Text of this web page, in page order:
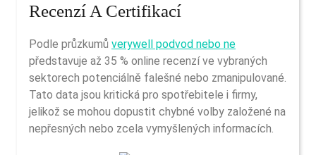
Recenzí A Certifikací
Podle průzkumů verywell podvod nebo ne
představuje až 35 % online recenzíve vybraných
sektorech potenciálně falešné nebo zmanipulované.
Tato data jsou kritická pro spotřebitele i firmy,
jelikož se mohou dopustit chybné volby založené na
nepřesných nebo zcela vymyšlených informacích.